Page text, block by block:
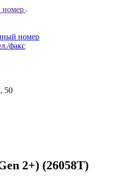
номер
факс
50
2+) (26058T)